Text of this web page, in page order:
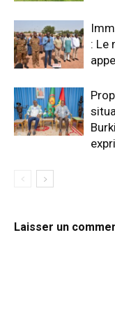
: Le
Laisser un